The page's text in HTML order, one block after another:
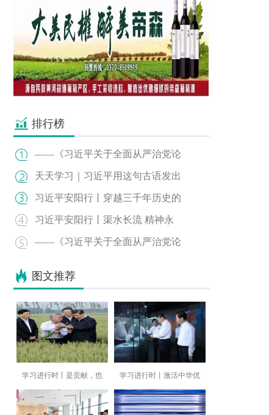
排行榜
——《习近平关于全面从严治党论
天天学习｜习近平用这句古语发出
习近平安阳行丨穿越三千年历史的
习近平安阳行丨渠水长流 精神永
——《习近平关于全面从严治党论
图文推荐
学习进行时丨是贡献，也 学习进行时丨激活中华优